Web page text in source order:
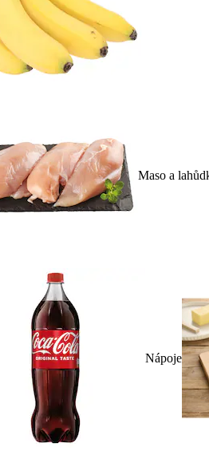
Maso a
Nápoje